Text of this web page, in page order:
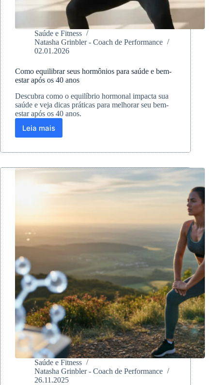
Saúde e Fitness
Natasha Grinbler - Coach de Performance
02.01.2026
Como equilibrar seus hormônios para saúde e bem-
estar após os 40 anos
Descubra como o equilíbrio hormonal impacta sua
saúde e veja dicas práticas para melhorar seu bem-
estar após os 40 anos.
Leia mais
Como
seus
para
os
anos
Saúde e Fitness
Natasha Grinbler - Coach de Performance
26.11.2025